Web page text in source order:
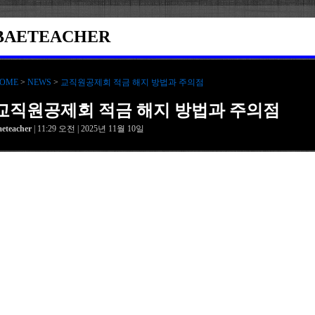
> NEWS > 교직원공제회 적금 해지 방법과 주의점
직원공제회 적금 해지 방법과 주의점
| 11:29 오전 | 2025년 11월 10일